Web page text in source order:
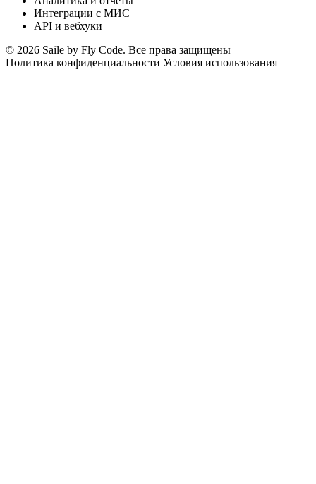
Интеграции с МИС
API и вебхуки
© 2026 Saile by Fly Code. Все права защищены
Политика конфиденциальности Условия использования